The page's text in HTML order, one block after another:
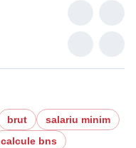
brut
salariu minim
calcule bns